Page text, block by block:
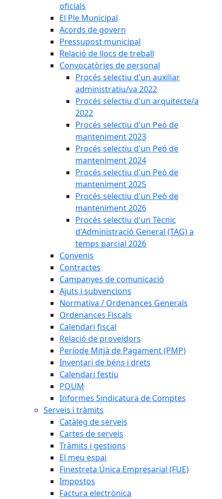
oficials
El Ple Municipal
Acords de govern
Pressupost municipal
Relació de llocs de treball
Convocatòries de personal
Procés selectiu d'un auxiliar
administratiu/va 2022
Procés selectiu d'un arquitecte/a
2022
Procés selectiu d'un Peó de
manteniment 2023
Procés selectiu d'un Peó de
manteniment 2024
Procés selectiu d'un Peó de
manteniment 2025
Procés selectiu d'un Peó de
manteniment 2026
Procés selectiu d'un Tècnic
d'Administració General (TAG) a
temps parcial 2026
Convenis
Contractes
Campanyes de comunicació
Ajuts i subvencions
Normativa / Ordenances Generals
Ordenances Fiscals
Calendari fiscal
Relació de proveïdors
Període Mitjà de Pagament (PMP)
Inventari de béns i drets
Calendari festiu
POUM
Informes Sindicatura de Comptes
Serveis i tràmits
Catàleg de serveis
Cartes de serveis
Tràmits i gestions
El meu espai
Finestreta Única Empresarial (FUE)
Impostos
Factura electrònica